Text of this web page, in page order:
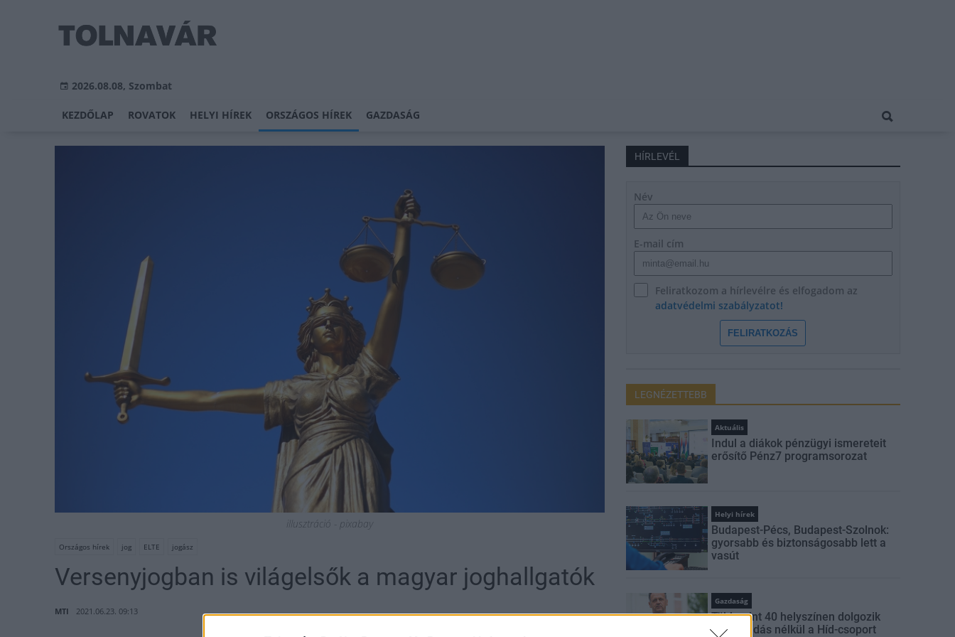
2026.08.08, Szombat
KEZDŐLAP ROVATOK HELYI HÍREK ORSZÁGOS HÍREK GAZDASÁG
illusztráció - pixabay
Országos hírek jog ELTE jogász
Versenyjogban is világelsők a magyar joghallgatók
MTI 2021.06.23. 09:13
HÍRLEVÉL
Név
E-mail cím
Feliratkozom a hírlevélre és elfogadom az
adatvédelmi szabályzatot!
FELIRATKOZÁS
LEGNÉZETTEBB
Aktuális
Indul a diákok pénzügyi ismereteit
erősítő Pénz7 programsorozat
Helyi hírek
Budapest-Pécs, Budapest-Szolnok:
gyorsabb és biztonságosabb lett a
vasút
Gazdaság
Több mint 40 helyszínen dolgozik
fennakadás nélkül a Híd-csoport